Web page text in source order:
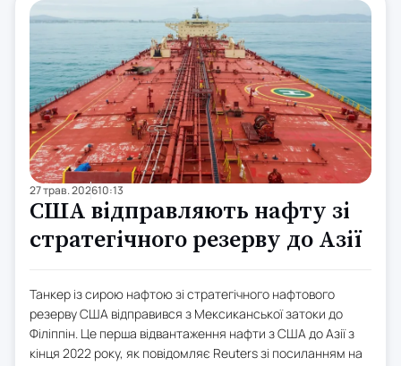
27 трав. 202610:13
США відправляють нафту зі
стратегічного резерву до Азії
Танкер із сирою нафтою зі стратегічного нафтового
резерву США відправився з Мексиканської затоки до
Філіппін. Це перша відвантаження нафти з США до Азії з
кінця 2022 року, як повідомляє Reuters зі посиланням на